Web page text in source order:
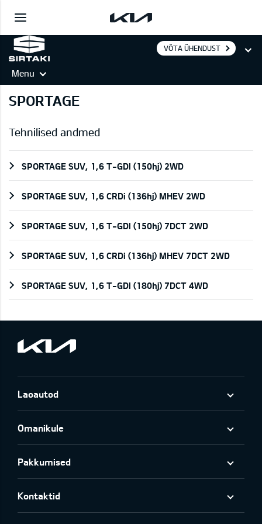
VÕTA ÜHENDUST
Menu
SPORTAGE
Tehnilised andmed
SPORTAGE SUV, 1,6 T-GDI (150hj) 2WD
SPORTAGE SUV, 1,6 CRDi (136hj) MHEV 2WD
SPORTAGE SUV, 1,6 T-GDI (150hj) 7DCT 2WD
SPORTAGE SUV, 1,6 CRDi (136hj) MHEV 7DCT 2WD
SPORTAGE SUV, 1,6 T-GDI (180hj) 7DCT 4WD
Laoautod
Omanikule
Pakkumised
Kontaktid